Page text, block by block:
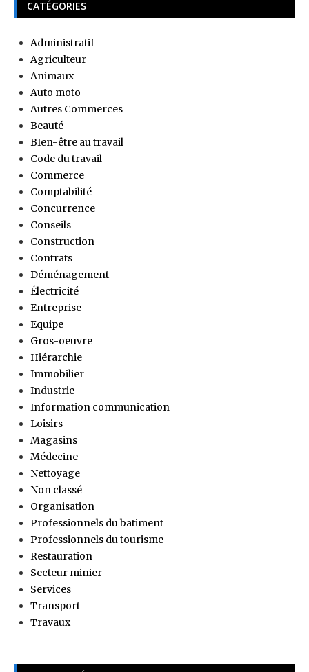
CATÉGORIES
Administratif
Agriculteur
Animaux
Auto moto
Autres Commerces
Beauté
BIen-être au travail
Code du travail
Commerce
Comptabilité
Concurrence
Conseils
Construction
Contrats
Déménagement
Électricité
Entreprise
Equipe
Gros-oeuvre
Hiérarchie
Immobilier
Industrie
Information communication
Loisirs
Magasins
Médecine
Nettoyage
Non classé
Organisation
Professionnels du batiment
Professionnels du tourisme
Restauration
Secteur minier
Services
Transport
Travaux